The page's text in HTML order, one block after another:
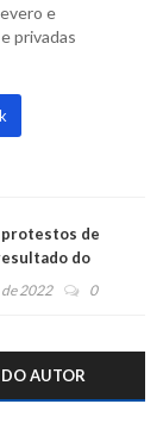
e
privadas
protestos de
do
é
de 2022 0
AUTOR